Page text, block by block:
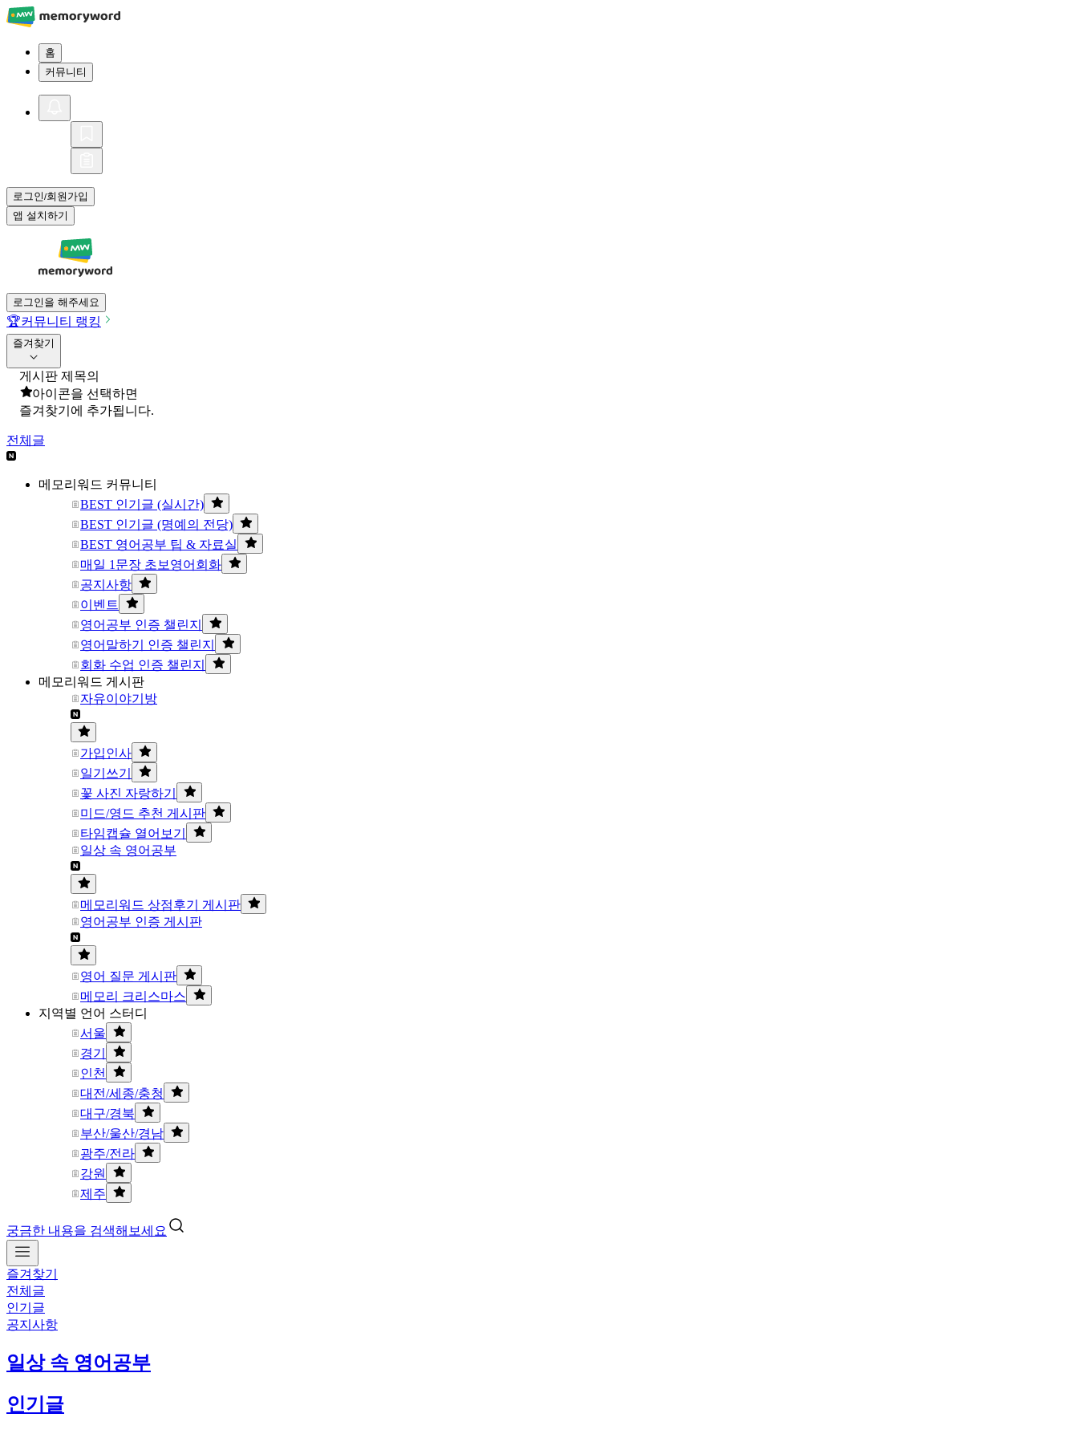
홈
커뮤니티
로그인/회원가입
앱 설치하기
로그인을 해주세요
🏆커뮤니티 랭킹
즐겨찾기
게시판 제목의
아이콘을 선택하면
즐겨찾기에 추가됩니다.
전체글
메모리워드 커뮤니티
BEST 인기글 (실시간)
BEST 인기글 (명예의 전당)
BEST 영어공부 팁 & 자료실
매일 1문장 초보영어회화
공지사항
이벤트
영어공부 인증 챌린지
영어말하기 인증 챌린지
회화 수업 인증 챌린지
메모리워드 게시판
자유이야기방
가입인사
일기쓰기
꽃 사진 자랑하기
미드/영드 추천 게시판
타임캡슐 열어보기
일상 속 영어공부
메모리워드 상점후기 게시판
영어공부 인증 게시판
영어 질문 게시판
메모리 크리스마스
지역별 언어 스터디
서울
경기
인천
대전/세종/충청
대구/경북
부산/울산/경남
광주/전라
강원
제주
궁금한 내용을 검색해보세요
즐겨찾기
전체글
인기글
공지사항
일상 속 영어공부
인기글